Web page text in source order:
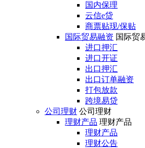
国内保理
云信e贷
商票贴现/保贴
国际贸易融资 国际贸
进口押汇
进口开证
出口押汇
出口订单融资
打包放款
跨境易贷
公司理财 公司理财
理财产品 理财产品
理财产品
理财公告